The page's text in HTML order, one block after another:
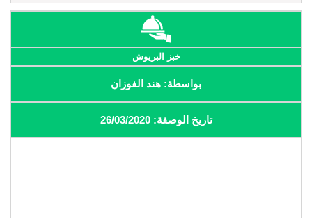
خبز البريوش
بواسطة: هند الفوزان
تاريخ الوصفة: 26/03/2020